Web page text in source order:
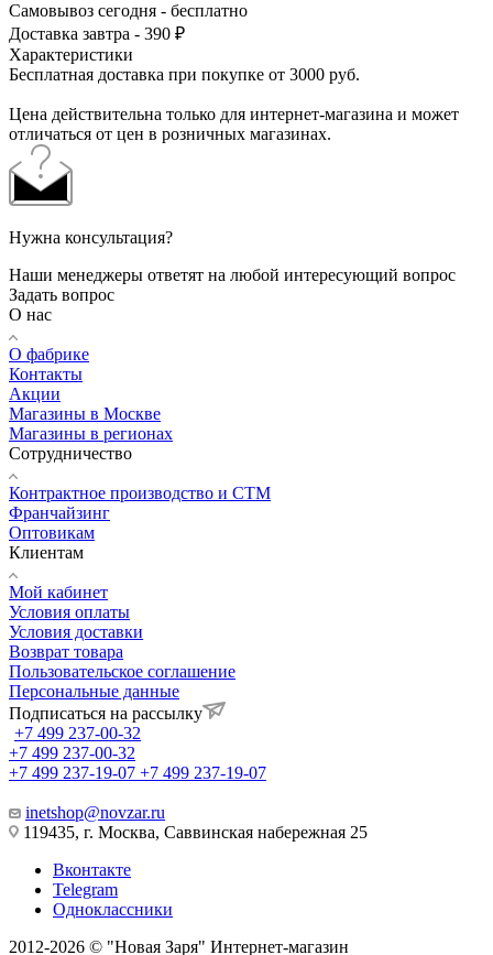
Самовывоз сегодня - бесплатно
Доставка завтра - 390 ₽
Характеристики
Бесплатная доставка при покупке от 3000 руб.
Цена действительна только для интернет-магазина и может
отличаться от цен в розничных магазинах.
Нужна консультация?
Наши менеджеры ответят на любой интересующий вопрос
Задать вопрос
О нас
О фабрике
Контакты
Акции
Магазины в Москве
Магазины в регионах
Сотрудничество
Контрактное производство и СТМ
Франчайзинг
Оптовикам
Клиентам
Мой кабинет
Условия оплаты
Условия доставки
Возврат товара
Пользовательское соглашение
Персональные данные
Подписаться на рассылку
+7 499 237-00-32
+7 499 237-00-32
+7 499 237-19-07 +7 499 237-19-07
inetshop@novzar.ru
119435, г. Москва, Саввинская набережная 25
Вконтакте
Telegram
Одноклассники
2012-2026 © "Новая Заря" Интернет-магазин